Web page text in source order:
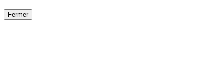
Fermer